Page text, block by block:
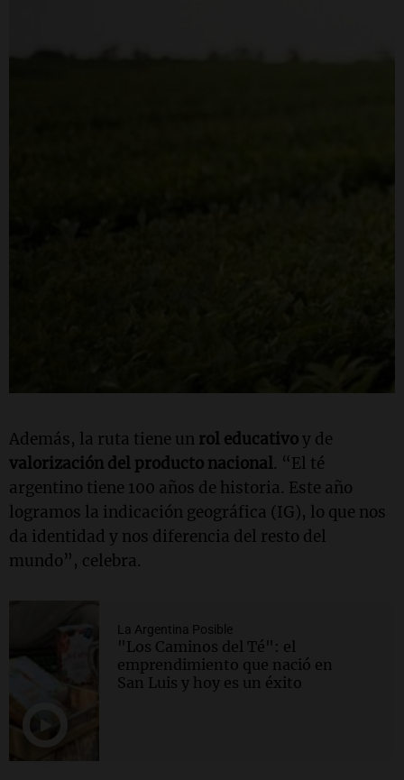
Además, la ruta tiene un rol educativoy de
valorización del producto nacional. “El té
argentino tiene 100 años de historia. Este año
logramos la indicación geográfica (IG), lo que nos
da identidad y nos diferencia del resto del
mundo”, celebra.
La Argentina Posible
"Los Caminos del Té": el
emprendimiento que nació en
San Luis y hoy es un éxito